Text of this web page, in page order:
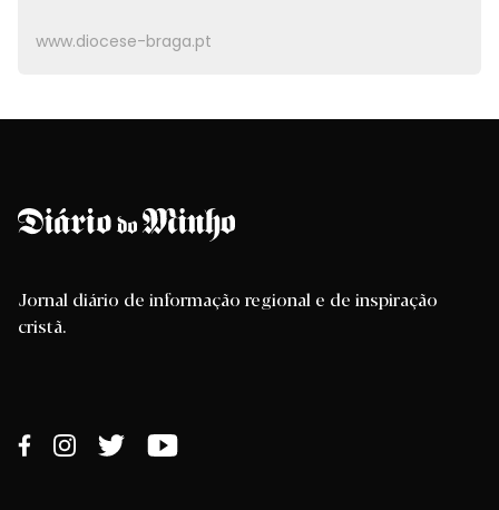
www.diocese-braga.pt
Jornal diário de informação regional e de inspiração
cristã.